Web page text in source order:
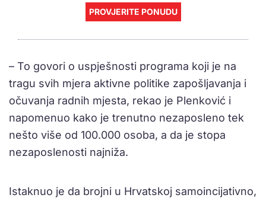
PROVJERITE PONUDU
– To govori o uspješnosti programa koji je na
tragu svih mjera aktivne politike zapošljavanja i
očuvanja radnih mjesta, rekao je Plenković i
napomenuo kako je trenutno nezaposleno tek
nešto više od 100.000 osoba, a da je stopa
nezaposlenosti najniža.
Istaknuo je da brojni u Hrvatskoj samoincijativno,